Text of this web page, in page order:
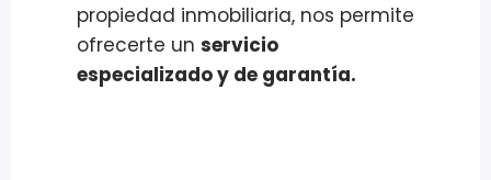
propiedad inmobiliaria, nos permite
ofrecerte un servicio
especializado y de garantía.